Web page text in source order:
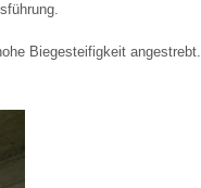
Biegesteifigkeit angestrebt.